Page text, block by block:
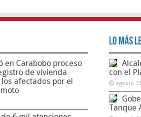
en Carabobo proceso
de vivienda
los afectados por el
Lo Más
con el
agosto
Tanque